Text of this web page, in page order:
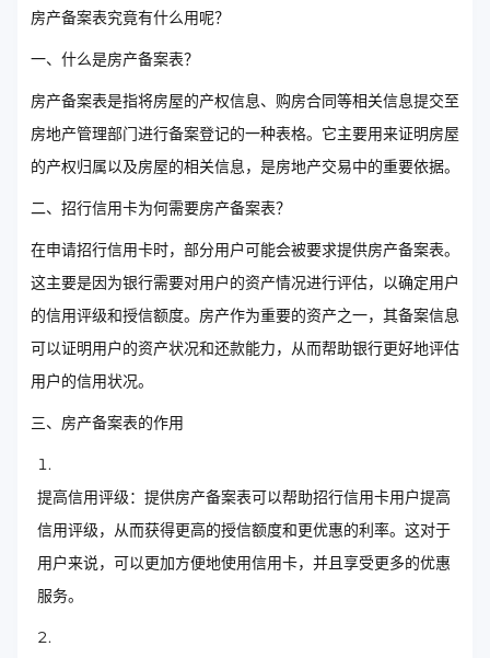
房产备案表究竟有什么用呢？
一、什么是房产备案表？
房产备案表是指将房屋的产权信息、购房合同等相关信息提交至
房地产管理部门进行备案登记的一种表格。它主要用来证明房屋
的产权归属以及房屋的相关信息，是房地产交易中的重要依据。
二、招行信用卡为何需要房产备案表？
在申请招行信用卡时，部分用户可能会被要求提供房产备案表。
这主要是因为银行需要对用户的资产情况进行评估，以确定用户
的信用评级和授信额度。房产作为重要的资产之一，其备案信息
可以证明用户的资产状况和还款能力，从而帮助银行更好地评估
用户的信用状况。
三、房产备案表的作用
提高信用评级：提供房产备案表可以帮助招行信用卡用户提高
信用评级，从而获得更高的授信额度和更优惠的利率。这对于
用户来说，可以更加方便地使用信用卡，并且享受更多的优惠
服务。